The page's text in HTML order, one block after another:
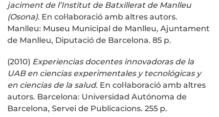
jaciment de l’Institut de Batxillerat de Manlleu
(Osona). En col·laboració amb altres autors.
Manlleu: Museu Municipal de Manlleu, Ajuntament
de Manlleu, Diputació de Barcelona. 85 p.
(2010) Experiencias docentes innovadoras de la
UAB en ciencias experimentales y tecnológicas y
en ciencias de la salud. En col·laboració amb altres
autors. Barcelona: Universidad Autónoma de
Barcelona, Servei de Publicacions. 255 p.